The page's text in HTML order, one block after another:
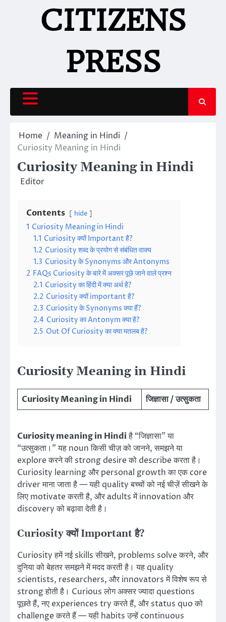
CITIZENS
PRESS
Home
Meaning in Hindi
Curiosity Meaning in Hindi
Curiosity Meaning in Hindi
Editor
Contents hide
1 Curiosity Meaning in Hindi
1.1 Curiosity क्यों Important है?
1.2 Curiosity शब्द के प्रयोग से संबंधित वाक्य
1.3 Curiosity के Synonyms और Antonyms
2 FAQs Curiosity के बारे में अक्सर पूछे जाने वाले प्रश्न
2.1 Curiosity का हिंदी में क्या अर्थ है?
2.2 Curiosity क्यों important है?
2.3 Curiosity के Synonyms क्या हैं?
2.4 Curiosity का Antonym क्या है?
2.5 Out Of Curiosity का क्या मतलब है?
Curiosity Meaning in Hindi
Curiosity Meaning in Hindi जिज्ञासा / उत्सुकता
Curiosity meaning in Hindiहै “जिज्ञासा” या
“उत्सुकता।” यह noun किसी चीज़ को जानने, समझने या
explore करने की strong desire को describe करता है।
Curiosity learning और personal growth का एक core
driver माना जाता है — यही quality बच्चों को नई चीज़ें सीखने के
लिए motivate करती है, और adults में innovation और
discovery को बढ़ावा देती है।
Curiosity क्यों Important है?
Curiosity हमें नई skills सीखने, problems solve करने, और
दुनिया को बेहतर समझने में मदद करती है। यह quality
scientists, researchers, और innovators में विशेष रूप से
strong होती है। Curious लोग अक्सर ज्यादा questions
पूछते हैं, नए experiences try करते हैं, और status quo को
challenge करते हैं — यही habits उन्हें continuous